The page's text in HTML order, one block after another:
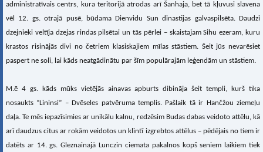
administratīvais centrs, kura teritorijā atrodas arī Šanhaja, bet tā kļuvusi slavena
vēl 12. gs. otrajā pusē, būdama Dienvidu Sun dinastijas galvaspilsēta. Daudzi
dzejnieki veltīja dzejas rindas pilsētai un tās pērlei – skaistajam Sihu ezeram, kuru
krastos risinājās divi no četriem klasiskajiem mīlas stāstiem. Šeit jūs nevarēsiet
paspert ne soli, lai kāds neatgādinātu par šīm populārajām leģendām un stāstiem.
M.ē 4 gs. kāds mūks vietējās ainavas apburts dibināja šeit templi, kurš tika
nosaukts “Lininsi” – Dvēseles patvēruma templis. Pašlaik tā ir Hančžou ziemeļu
daļa. Te mēs iepazīsimies ar unikālu kalnu, redzēsim Budas dabas veidoto attēlu, kā
arī daudzus citus ar rokām veidotos un klintī izgrebtos attēlus – pēdējais no tiem ir
datēts ar 14. gs. Gleznainajā Lunczin ciemata pakalnos kopš seniem laikiem tiek